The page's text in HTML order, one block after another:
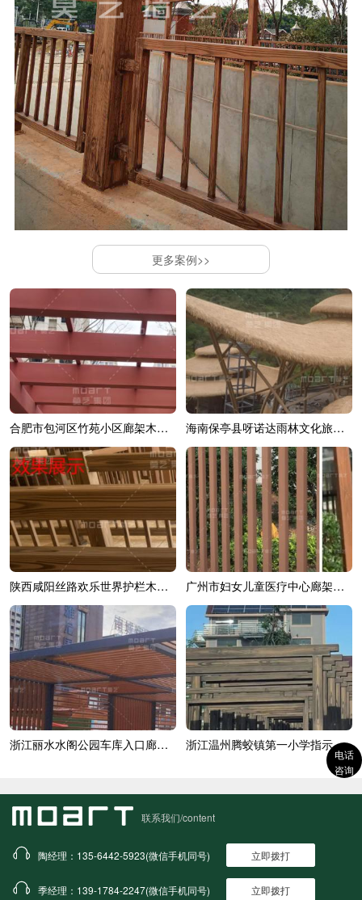
更多案例>>
合肥市包河区竹苑小区廊架木纹漆效果展示 海南保亭县呀诺达雨林文化旅游区综合造...
陕西咸阳丝路欢乐世界护栏木纹漆效果展示 广州市妇女儿童医疗中心廊架木纹漆效果展示
浙江丽水水阁公园车库入口廊架木纹漆 浙江温州腾蛟镇第一小学指示牌木纹漆施...
联系我们/content
陶经理：135-6442-5923(微信手机同号) 立即拨打
季经理：139-1784-2247(微信手机同号) 立即拨打
电话
咨询